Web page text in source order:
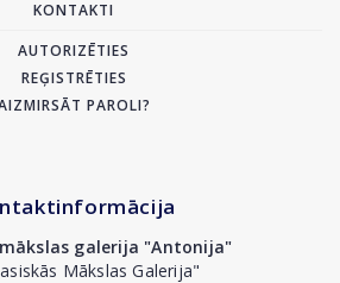
KONTAKTI
AUTORIZĒTIES
REĢISTRĒTIES
PAROLI?
galerija "Antonija"
Mākslas Galerija"